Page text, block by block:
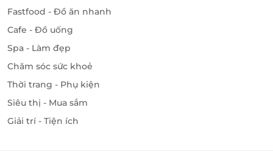
Fastfood - Đồ ăn nhanh
Cafe - Đồ uống
Spa - Làm đẹp
Chăm sóc sức khoẻ
Thời trang - Phụ kiện
Siêu thị - Mua sắm
Giải trí - Tiện ích